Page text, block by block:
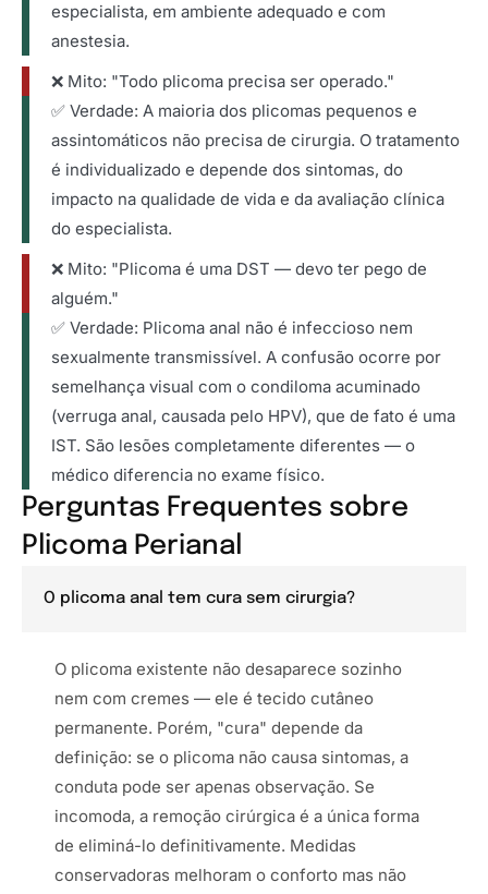
especialista, em ambiente adequado e com
anestesia.
❌ Mito: "Todo plicoma precisa ser operado."
✅ Verdade: A maioria dos plicomas pequenos e
assintomáticos não precisa de cirurgia. O tratamento
é individualizado e depende dos sintomas, do
impacto na qualidade de vida e da avaliação clínica
do especialista.
❌ Mito: "Plicoma é uma DST — devo ter pego de
alguém."
✅ Verdade: Plicoma anal não é infeccioso nem
sexualmente transmissível. A confusão ocorre por
semelhança visual com o condiloma acuminado
(verruga anal, causada pelo HPV), que de fato é uma
IST. São lesões completamente diferentes — o
médico diferencia no exame físico.
Perguntas Frequentes sobre
Plicoma Perianal
O plicoma anal tem cura sem cirurgia?
O plicoma existente não desaparece sozinho
nem com cremes — ele é tecido cutâneo
permanente. Porém, "cura" depende da
definição: se o plicoma não causa sintomas, a
conduta pode ser apenas observação. Se
incomoda, a remoção cirúrgica é a única forma
de eliminá-lo definitivamente. Medidas
conservadoras melhoram o conforto mas não